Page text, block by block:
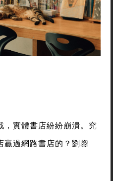
，實體書店紛紛崩潰。究
贏過網路書店的？劉鋆